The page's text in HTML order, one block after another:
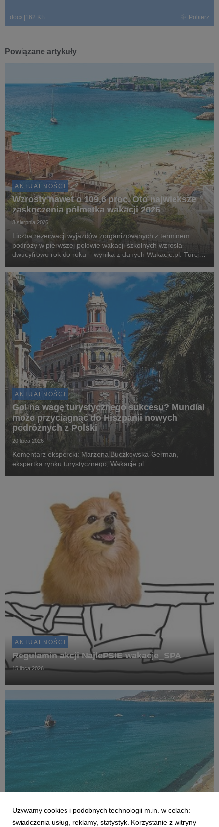
docx 162 KB Pobierz
Powiązane artykuły
AKTUALNOŚCI
Wzrosty nawet o 109,6 proc. Oto największe
zaskoczenia półmetka wakacji 2026
3 sierpnia 2026
Liczba rezerwacji wyjazdów zorganizowanych z terminem
podróży w pierwszej połowie wakacji szkolnych wzrosła
dwucyfrowo rok do roku – wynika z danych Wakacje.pl. Turcja,
wszystkich rezerwacji. Najciekawsza historia l...
AKTUALNOŚCI
Gol na wagę turystycznego sukcesu? Mundial
może przyciągnąć do Hiszpanii nowych
podróżnych z Polski
20 lipca 2026
Komentarz ekspercki: Marzena Buczkowska-German,
ekspertka rynku turystycznego, Wakacje.pl
AKTUALNOŚCI
Regulamin akcji NajlePSIE wakacje_SPA
15 lipca 2026
AKTUALNOŚCI
Używamy cookies i podobnych technologii m.in. w celach:
świadczenia usług, reklamy, statystyk. Korzystanie z witryny